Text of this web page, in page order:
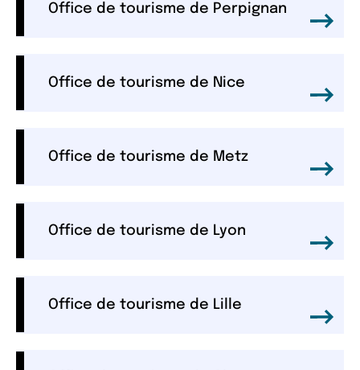
Office de tourisme de Perpignan
Office de tourisme de Nice
Office de tourisme de Metz
Office de tourisme de Lyon
Office de tourisme de Lille